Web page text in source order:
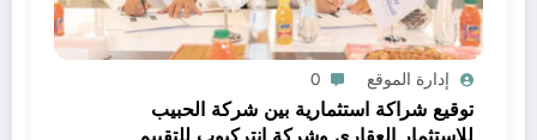
إدارة الموقع 0
توقيع شراكة استثمارية بين شركة الحبيب